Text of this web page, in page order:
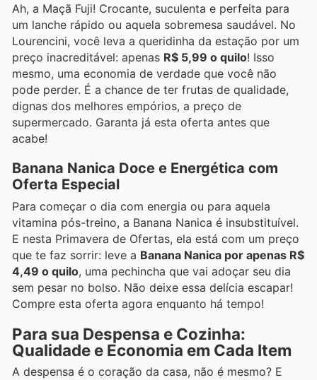
Ah, a Maçã Fuji! Crocante, suculenta e perfeita para
um lanche rápido ou aquela sobremesa saudável. No
Lourencini, você leva a queridinha da estação por um
preço inacreditável: apenas R$ 5,99 o quilo! Isso
mesmo, uma economia de verdade que você não
pode perder. É a chance de ter frutas de qualidade,
dignas dos melhores empórios, a preço de
supermercado. Garanta já esta oferta antes que
acabe!
Banana Nanica Doce e Energética com
Oferta Especial
Para começar o dia com energia ou para aquela
vitamina pós-treino, a Banana Nanica é insubstituível.
E nesta Primavera de Ofertas, ela está com um preço
que te faz sorrir: leve a Banana Nanica por apenas R$
4,49 o quilo, uma pechincha que vai adoçar seu dia
sem pesar no bolso. Não deixe essa delícia escapar!
Compre esta oferta agora enquanto há tempo!
Para sua Despensa e Cozinha:
Qualidade e Economia em Cada Item
A despensa é o coração da casa, não é mesmo? E